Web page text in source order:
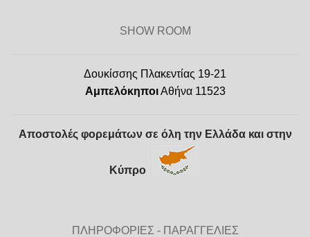
SHOW ROOM
Δουκίσσης Πλακεντίας 19-21
ΑμπελόκηποιΑθήνα 11523
Αποστολές φορεμάτων σε όλη την Ελλάδα και στην
Κύπρο
ΠΛΗΡΟΦΟΡΙΕΣ - ΠΑΡΑΓΓΕΛΙΕΣ